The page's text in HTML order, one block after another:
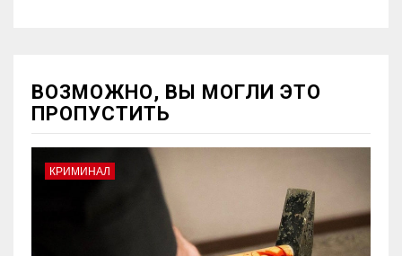
ВОЗМОЖНО, ВЫ МОГЛИ ЭТО
ПРОПУСТИТЬ
КРИМИНАЛ